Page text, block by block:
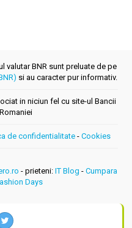
valutar BNR sunt preluate de pe
si au caracter pur informativ.
in niciun fel cu site-ul Bancii
de confidentialitate - Cookies
- prieteni: IT Blog - Cumpara
Days